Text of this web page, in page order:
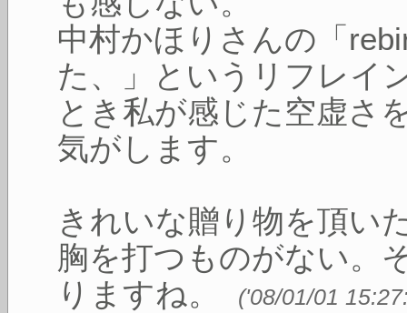
中村かほりさんの「
た、」というリフレイ
とき私が感じた空虚さ
気がします。
きれいな贈り物を頂い
胸を打つものがない。
りますね。
('08/01/01